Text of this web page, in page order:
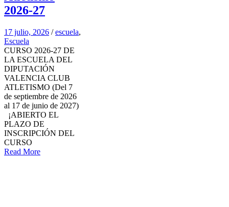
2026-27
17 julio, 2026 / escuela,
Escuela
CURSO 2026-27 DE
LA ESCUELA DEL
DIPUTACIÓN
VALENCIA CLUB
ATLETISMO (Del 7
de septiembre de 2026
al 17 de junio de 2027)
¡ABIERTO EL
PLAZO DE
INSCRIPCIÓN DEL
CURSO
Read More